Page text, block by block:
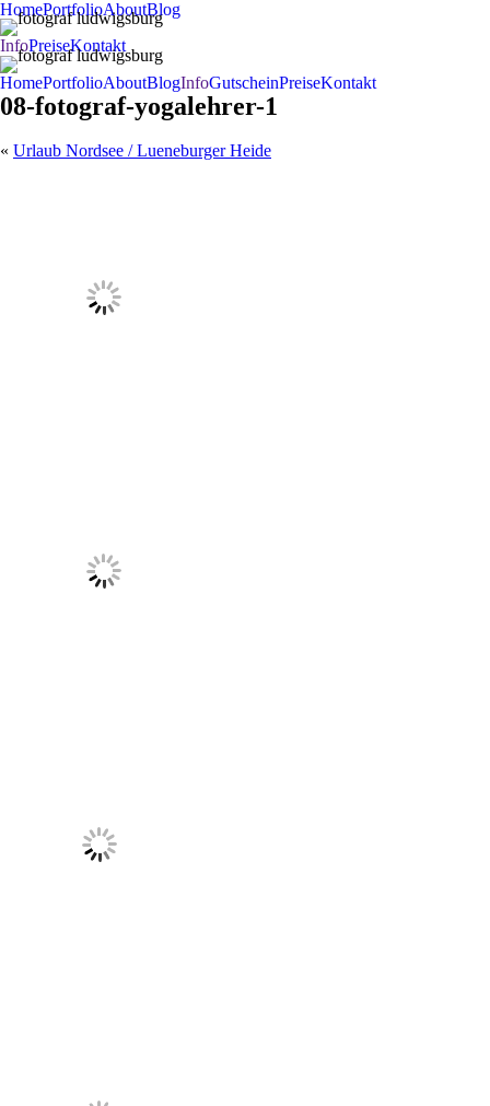
HomePortfolioAboutBlog
InfoPreiseKontakt
HomePortfolioAboutBlogInfoGutscheinPreiseKontakt
08-fotograf-yogalehrer-1
« Urlaub Nordsee / Lueneburger Heide